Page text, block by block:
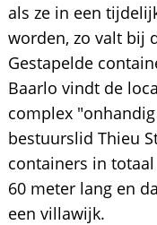
als ze in een
worden, zo valt bij
Gestapelde
Baarlo vindt de
complex
bestuurslid Thieu
containers in
60 meter lang en
een villawijk.